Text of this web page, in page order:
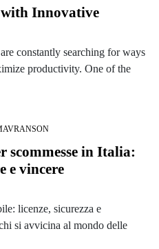
Innovative
constantly searching for ways
productivity. One of the
in Italia:
e vincere
licenze, sicurezza e
si avvicina al mondo delle